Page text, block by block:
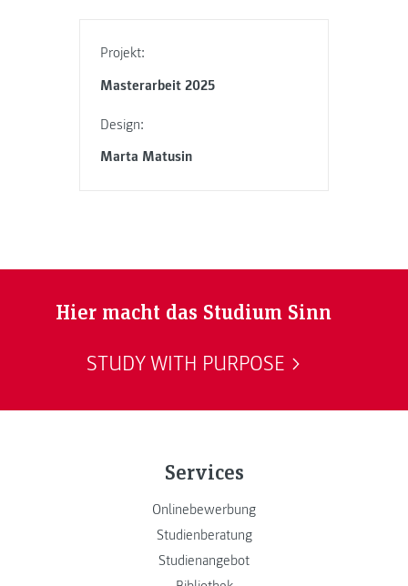
Projekt:
Masterarbeit 2025
Design:
Marta Matusin
Hier macht das Studium Sinn
STUDY WITH PURPOSE
Services
Onlinebewerbung
Studienberatung
Studienangebot